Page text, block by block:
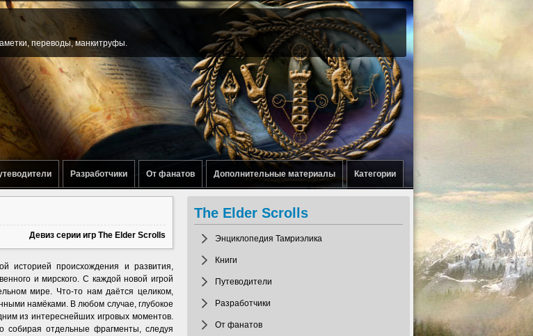
Разработчики От фанатов Дополнительные материалы Категории
переводы, манкитруфы.
The Elder Scrolls
Энциклопедия Тамриэлика
Книги
Путеводители
Разработчики
От фанатов
Девиз серии игр The Elder Scrolls
историей происхождения и развития,
и мирского. С каждой новой игрой
мире. Что-то нам даётся целиком,
намёками. В любом случае, глубокое
из интереснейших игровых моментов.
отдельные фрагменты, следуя